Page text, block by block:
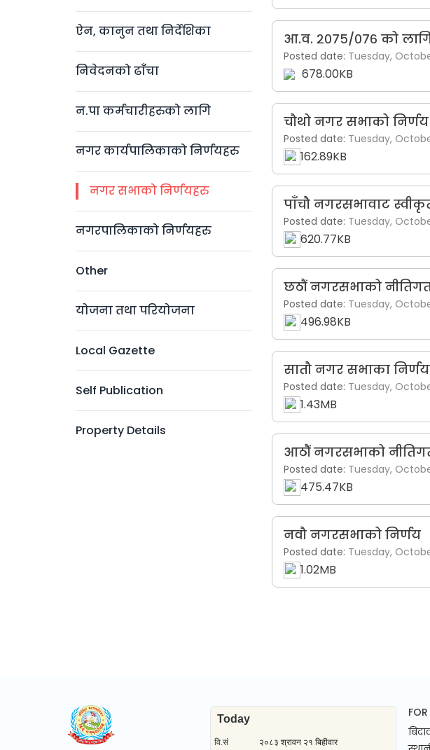
ऐन, कानुन तथा निर्देशिका
निवेदनको ढाँचा
न.पा कर्मचारीहरुको लागि
नगर कार्यपालिकाको निर्णयहरु
नगर सभाको निर्णयहरु
नगरपालिकाको निर्णयहरु
Other
योजना तथा परियोजना
Local Gazette
Self Publication
Property Details
आ.व. २०७५/०७६ को लागि
Posted date: Tuesday,
678.00KB
चौथो नगर सभाको
Posted date: Tuesday,
162.89KB
पाँचौ नगरसभावाट
Posted date: Tuesday,
620.77KB
छठौं नगरसभाको नीतिगत
Posted date: Tuesday,
496.98KB
सातौ नगर सभाका
Posted date: Tuesday,
1.43MB
आठौं नगरसभाको नीतिगत
Posted date: Tuesday,
475.47KB
नवौ नगरसभाको निर्णय
Posted date: Tuesday,
1.02MB
FOR